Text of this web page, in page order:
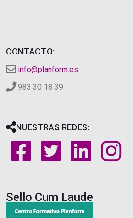
CONTACTO:
info@planform.es
983 30 18 39
NUESTRAS REDES:
Sello Cum Laude